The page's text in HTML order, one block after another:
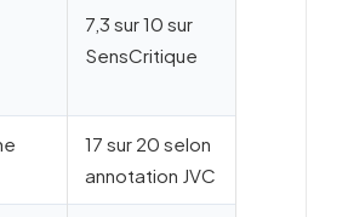
7,3 sur 10 sur
SensCritique
17 sur 20 selon
annotation JVC